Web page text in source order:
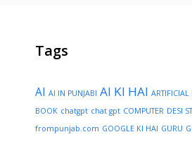
Tags
AI AI IN PUNJABI AI KI HAI ARTIFICIAL
BOOK chatgpt chat gpt COMPUTER DESI
frompunjab.com GOOGLE KI HAI GURU